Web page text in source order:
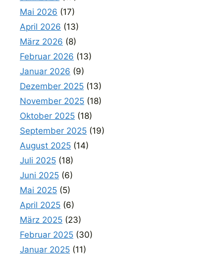
Mai 2026 (17)
April 2026 (13)
März 2026 (8)
Februar 2026 (13)
Januar 2026 (9)
Dezember 2025 (13)
November 2025 (18)
Oktober 2025 (18)
September 2025 (19)
August 2025 (14)
Juli 2025 (18)
Juni 2025 (6)
Mai 2025 (5)
April 2025 (6)
März 2025 (23)
Februar 2025 (30)
Januar 2025 (11)